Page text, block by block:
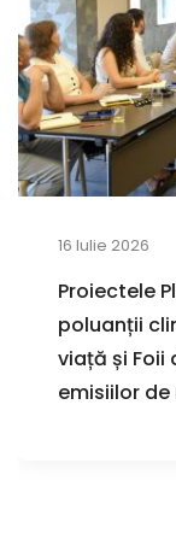
16 Iulie 2026
Proiectele
poluanții
viață și Foii
emisiilor